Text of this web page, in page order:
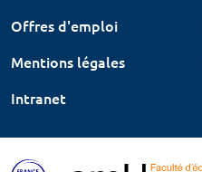
Offres d'emploi
Mentions légales
Intranet